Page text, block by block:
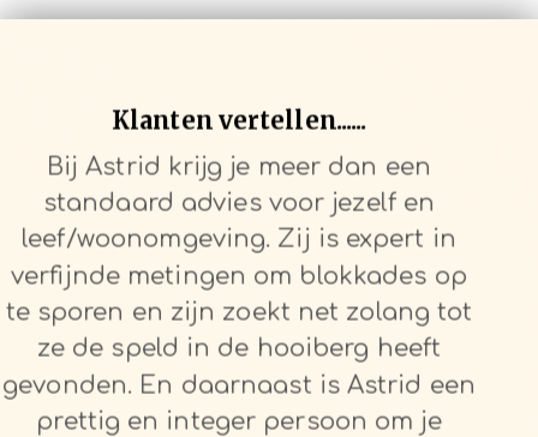
Klanten vertellen......
Bij Astrid krijg je meer dan een
standaard advies voor jezelfen
leef/woonomgeving. Zij is expert in
verfijnde metingen om blokkades op
te sporen en zijn zoekt net zolang tot
ze de speld in de hooiberg heeft
gevonden. En daarnaast is Astrid een
prettig en integer persoon om je